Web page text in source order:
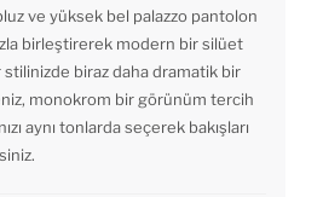
ve yüksek bel palazzo pantolon
birleştirerek modern bir silüet
biraz daha dramatik bir
monokrom bir görünüm tercih
aynı tonlarda seçerek bakışları